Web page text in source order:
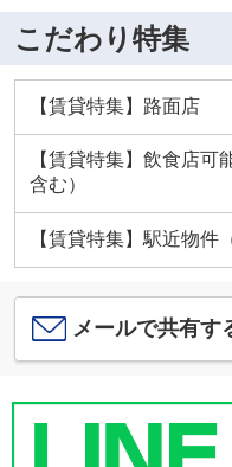
こだわり特集
【賃貸特集】路面店
【賃貸特集】飲食店可
含む）
【賃貸特集】駅近物件
メールで共有す